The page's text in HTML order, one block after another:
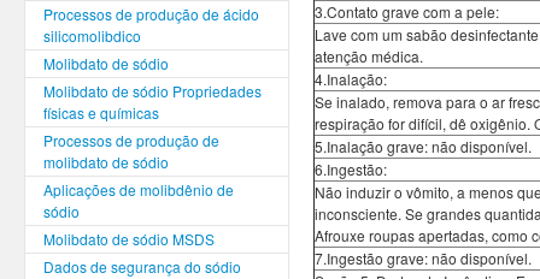
Processos de produção de ácido
silicomolibdico
Molibdato de sódio
Molibdato de sódio Propriedades
físicas e químicas
Processos de produção de
molibdato de sódio
Aplicações de molibdênio de
sódio
Molibdato de sódio MSDS
Dados de segurança do sódio
3.Contato grave com a pele:
Lave com um sabão
atenção médica.
4.Inalação:
Se inalado, remova para o ar
respiração for difícil, dê oxigênio.
5.Inalação grave: não disponível.
6.Ingestão:
Não induzir o vômito, a menos
inconsciente. Se grandes
Afrouxe roupas apertadas, como
7.Ingestão grave: não disponível.